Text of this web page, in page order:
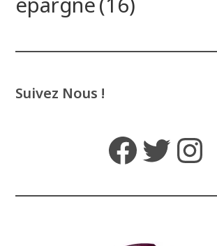
Suivez Nous !